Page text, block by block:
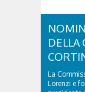
DELLA
La
Lorenzi e